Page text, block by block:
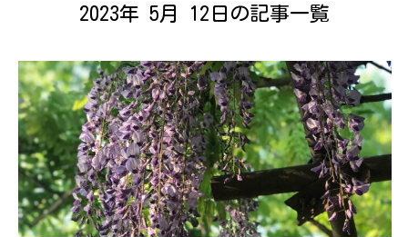
2023年 5月 12日の記事一覧